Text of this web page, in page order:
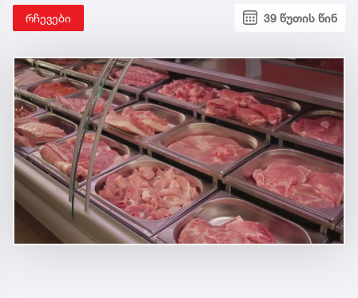
რჩევები 39 წუთის წინ